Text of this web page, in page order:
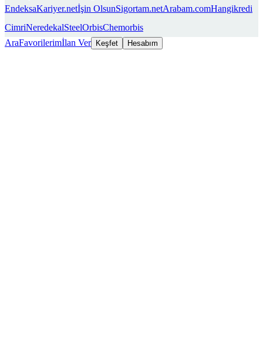
EndeksaKariyer.netİşin OlsunSigortam.netArabam.comHangikredi
CimriNeredekalSteelOrbisChemorbis
AraFavorilerimİlan Ver Keşfet Hesabım